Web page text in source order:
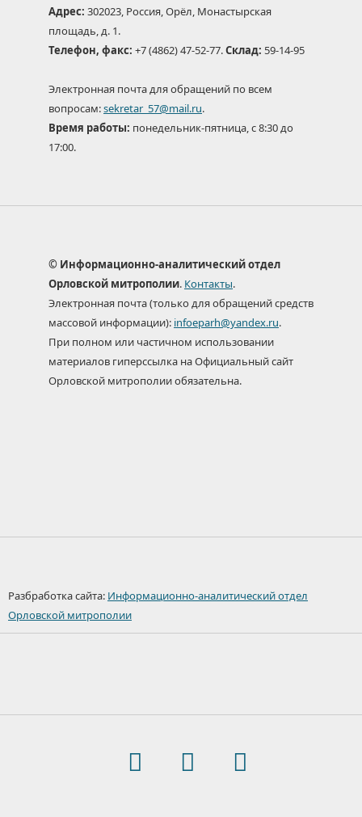
Адрес: 302023, Россия, Орёл, Монастырская
площадь, д. 1.
Телефон, факс: +7 (4862) 47-52-77.Склад: 59-14-95
Электронная почта для обращений по всем
вопросам:sekretar_57@mail.ru.
Время работы: понедельник-пятница, с 8:30 до
17:00.
© Информационно-аналитический отдел
Орловской митрополии. Контакты.
Электронная почта (только для обращений средств
массовой информации): infoeparh@yandex.ru.
При полном или частичном использовании
материалов гиперссылка на Официальный сайт
Орловской митрополии обязательна.
Разбработка сайта: Информационно-аналитический отдел
Орловской митрополии